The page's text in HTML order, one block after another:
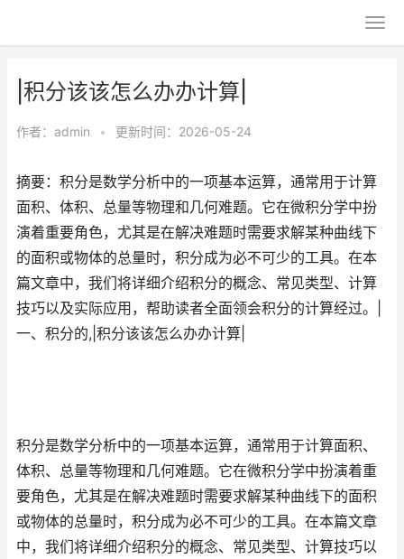
|积分该该怎么办办计算|
作者： admin • 更新时间：2026-05-24
摘要：积分是数学分析中的一项基本运算，通常用于计算
面积、体积、总量等物理和几何难题。它在微积分学中扮
演着重要角色，尤其是在解决难题时需要求解某种曲线下
的面积或物体的总量时，积分成为必不可少的工具。在本
篇文章中，我们将详细介绍积分的概念、常见类型、计算
技巧以及实际应用，帮助读者全面领会积分的计算经过。|
一、积分的,|积分该该怎么办办计算|
积分是数学分析中的一项基本运算，通常用于计算面积、
体积、总量等物理和几何难题。它在微积分学中扮演着重
要角色，尤其是在解决难题时需要求解某种曲线下的面积
或物体的总量时，积分成为必不可少的工具。在本篇文章
中，我们将详细介绍积分的概念、常见类型、计算技巧以